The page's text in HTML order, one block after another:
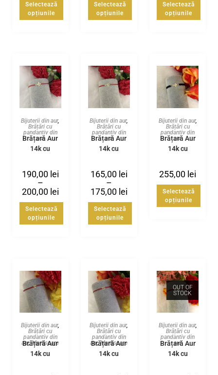
Selectează
opțiunile
Selectează
opțiunile
Selectează
opțiunile
Bijuterii din aur,
Brățări cu
pandantiv din
aur
Brățară Aur
14k cu
190,00 lei
–
200,00 lei
Selectează
opțiunile
Bijuterii din aur,
Brățări cu
pandantiv din
aur
Brățară Aur
14k cu
decupată
165,00 lei
–
175,00 lei
Selectează
opțiunile
Bijuterii din aur,
Brățări cu
pandantiv din
aur
Brățară Aur
14k cu
bile
255,00 lei
Selectează
opțiunile
Bijuterii din aur,
Brățări cu
pandantiv din
aur,Martisoare
Brățară Aur
14k cu
Bijuterii din aur,
Brățări cu
pandantiv din
aur,Martisoare
Brățară Aur
14k cu
OUT OF
STOCK
Bijuterii din aur,
Brățări cu
pandantiv din
aur
Brățară Aur
14k cu